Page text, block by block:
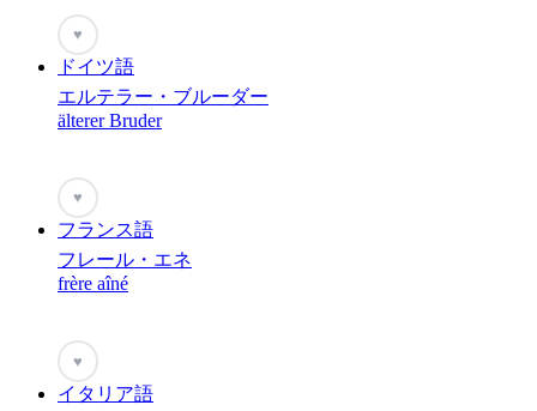
♥
ドイツ語
エルテラー・ブルーダー
älterer Bruder
♥
フランス語
フレール・エネ
frère aîné
♥
イタリア語